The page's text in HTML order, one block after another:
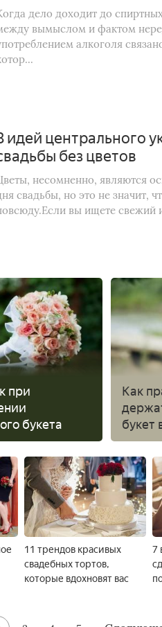
дело доходит до
вымыслом и фактом
алкоголя
идей центрального
без цветов
несомненно, являются
свадьбы, но это не значит,
вы ищете свежий
при
букета
Как
букет
11 трендов красивых
свадебных тортов,
которые вдохновят вас
7